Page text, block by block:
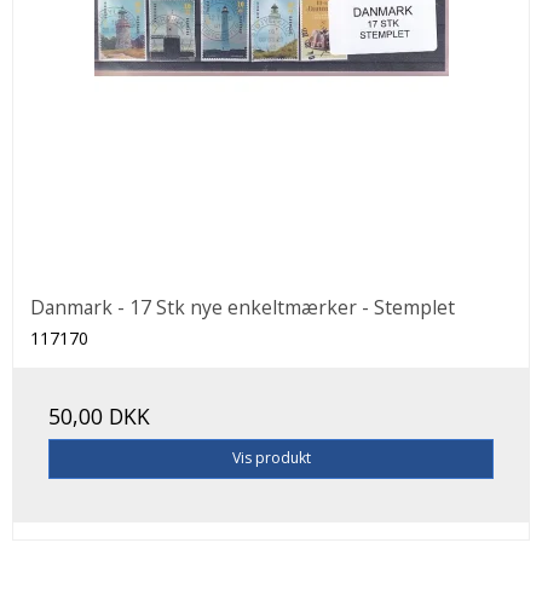
Danmark - 17 Stk nye enkeltmærker - Stemplet
117170
50,00 DKK
Vis produkt